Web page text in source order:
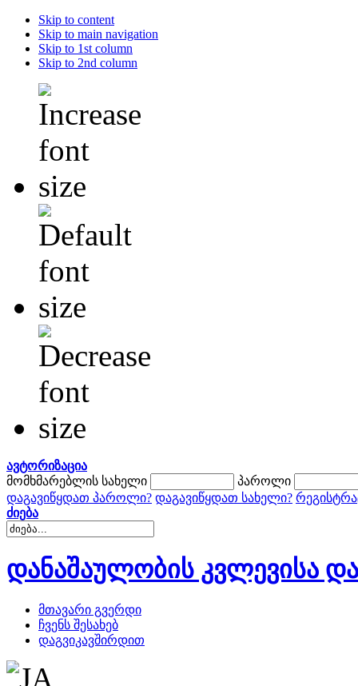
Skip to content
Skip to main navigation
Skip to 1st column
Skip to 2nd column
ავტორიზაცია
მომხმარებლის სახელი
პაროლი
დაგავიწყდათ პაროლი? დაგავიწყდათ სახელი?
ძიება
დანაშაულობის კვლევისა
მთავარი გვერდი
ჩვენს შესახებ
დაგვიკავშირდით